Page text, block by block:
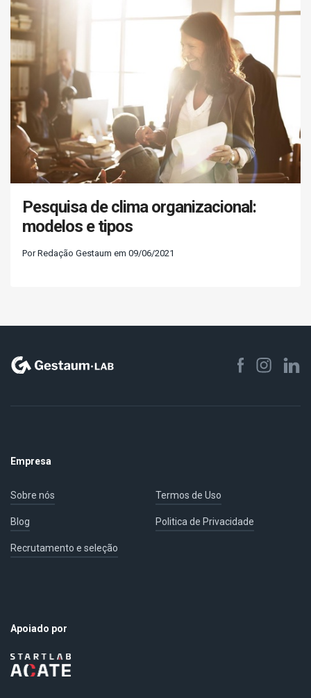
Pesquisa de clima organizacional:
modelos e tipos
Por Redação Gestaum em 09/06/2021
Empresa
Sobre nós Termos de Uso
Blog Politica de Privacidade
Recrutamento e seleção
Apoiado por